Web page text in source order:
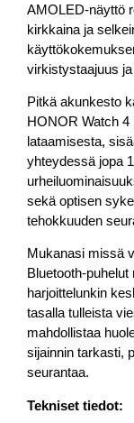
AMOLED-näyttö
kirkkaina ja
virkistystaajuus
Pitkä akunkesto
HONOR Watch
lataamisesta,
yhteydessä jopa
sekä optisen
tehokkuuden
Mukanasi missä
Bluetooth-
harjoittelunkin
tasalla tulleista
mahdollistaa
sijainnin tarkasti,
seurantaa.
Tekniset tiedot: